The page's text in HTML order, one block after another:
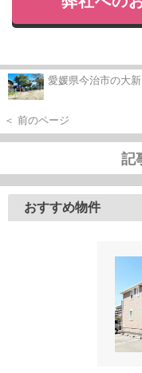
愛媛県今治市の大
＜ 前のページ
記
おすすめ物件